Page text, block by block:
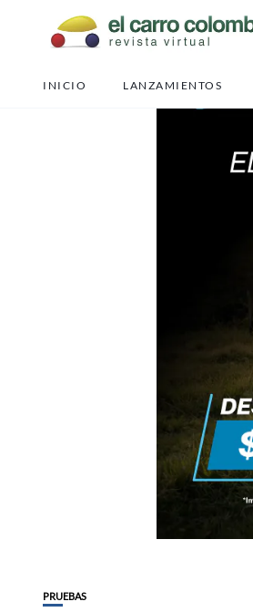
INICIO LANZAMIENTOS
PRUEBAS